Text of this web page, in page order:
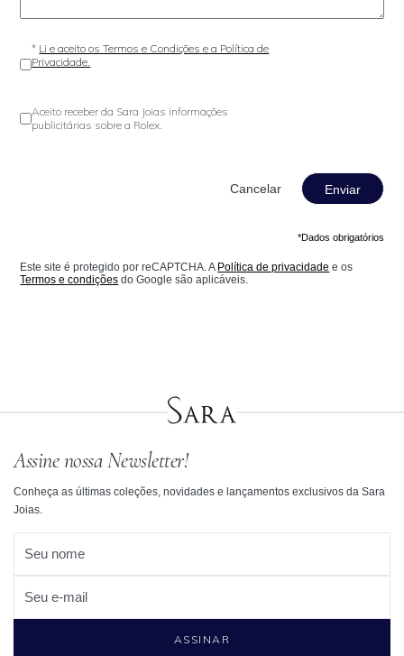
* Li e aceito os Termos e Condições e a Política de
Privacidade.
Aceito receber da Sara Joias informações
publicitárias sobre a Rolex.
Enviar
*Dados obrigatórios
Este site é protegido por reCAPTCHA. A Política de privacidade e os
Termos e condições do Google são aplicáveis.
Assine nossa Newsletter!
Conheça as últimas coleções, novidades e lançamentos exclusivos da Sara
Joias.
Seu nome
Seu e-mail
ASSINAR